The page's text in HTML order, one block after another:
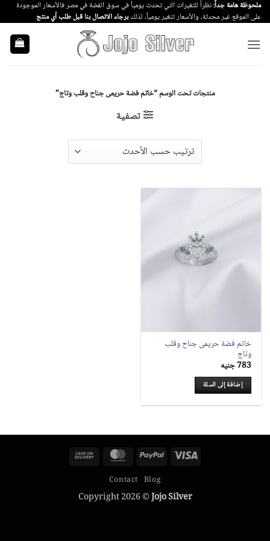
تخطي
للمحتوى
ملحوظة هامة جداً:نظراً للتغيرات التي تحدث يومياً في سوق الفضة في مصر فالأسعار الموجودة
على الموقع غير محدثة، والأسعار تتغير يومياً، لذلكبرجاء الاتصال بنا قبل طلب أي منتج
منتجات تحت الوسم “خاتم فضة حريمى جناح وقلب وتاج”
تصفية
خاتم فضة حريمى جناح وقلب
وتاج
783جنيه
إضافة إلى السلة
Visa
PayPal
MasterCard
Blog
Contact
Copyright 2026 ©Jojo Silver